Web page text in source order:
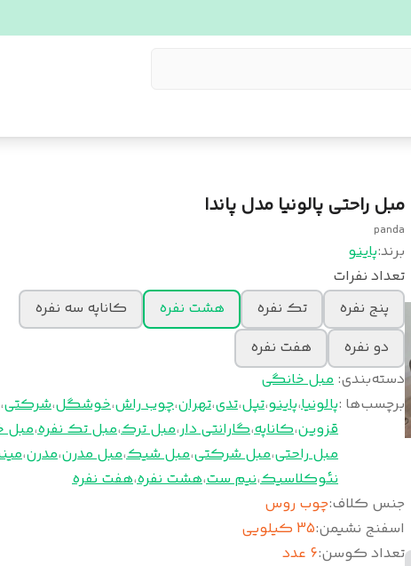
مبل راحتی پالونیا مدل پاندا
panda
برند:پاینو
تعداد نفرات
پنج نفره
تک نفره هشت نفره
کاناپه سه نفره
دو نفره
هفت نفره
دسته‌بندی: مبل خانگی
برچسب‌ها :پالونیا،پاینو،تپل،تدی،تهران،چوب راش،خوشگل،شرکتی،
قزوین،کاناپه،گارانتی دار،مبل ترک،مبل تک نفره،مبل
مبل راحتی،مبل شرکتی،مبل شیک،مبل مدرن،مدرن،
نئوکلاسیک،نیم ست،هشت نفره،هفت نفره
جنس کلاف:چوب روس
اسفنج نشیمن:35 کیلویی
تعداد کوسن:6 عدد